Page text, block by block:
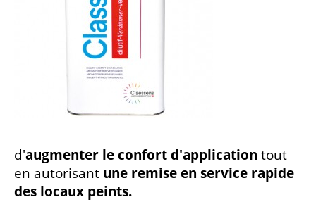
d'augmenter le confort d'application tout
en autorisant une remise en service rapide
des locaux peints.